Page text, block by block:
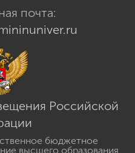
почта:
Российской
бюджетное
высшего образования